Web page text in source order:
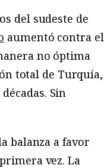
del sudeste de
aumentó contra el
no óptima
total de Turquía,
Sin
balanza a favor
vez. La